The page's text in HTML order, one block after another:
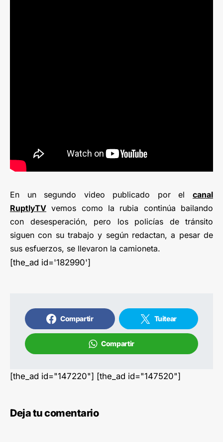
En un segundo video publicado por el canal
RuptlyTV vemos como la rubia continúa bailando
con desesperación, pero los policías de tránsito
siguen con su trabajo y según redactan, a pesar de
sus esfuerzos, se llevaron la camioneta.
[the_ad id='182990']
Compartir Tuitear
Compartir
[the_ad id="147220"] [the_ad id="147520"]
Deja tu comentario